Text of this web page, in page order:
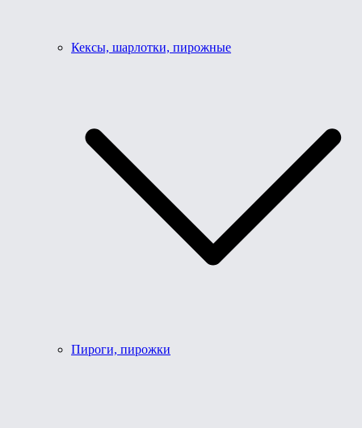
Кексы, шарлотки, пирожные
Пироги, пирожки